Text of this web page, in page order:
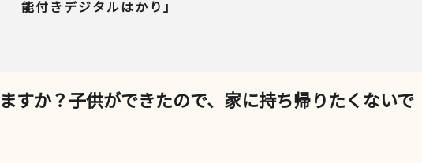
能付きデジタルはかり」
すか？子供ができたので、家に持ち帰りたくないで